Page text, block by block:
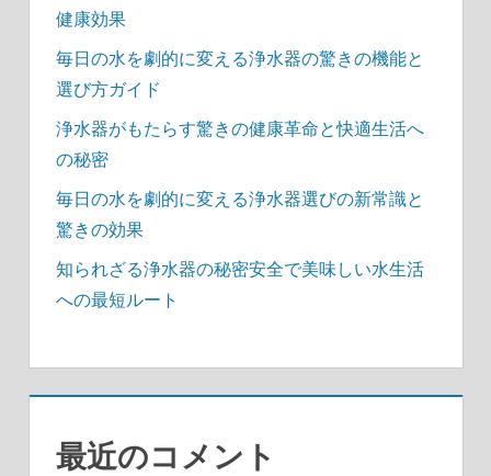
健康効果
毎日の水を劇的に変える浄水器の驚きの機能と
選び方ガイド
浄水器がもたらす驚きの健康革命と快適生活へ
の秘密
毎日の水を劇的に変える浄水器選びの新常識と
驚きの効果
知られざる浄水器の秘密安全で美味しい水生活
への最短ルート
最近のコメント